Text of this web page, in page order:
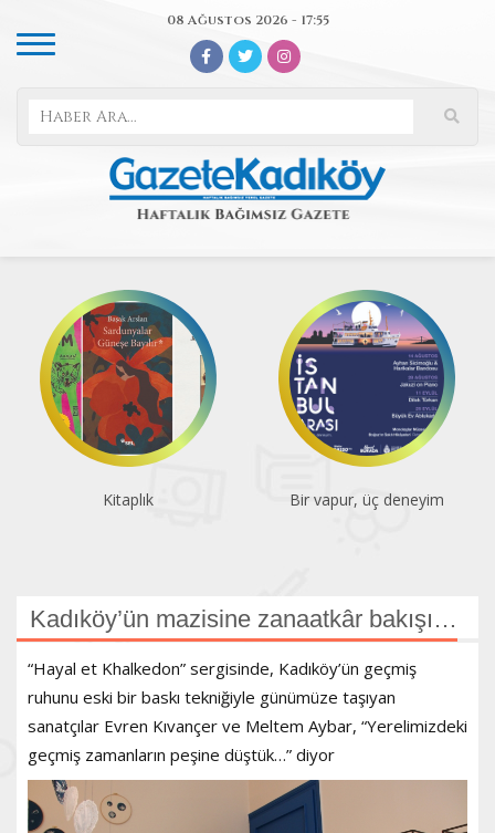
08 Ağustos 2026 - 17:55
Bir vapur, üç deneyim Atatürk Kitaplığı
Kadıköy’ün mazisine zanaatkâr bakışı…
“Hayal et Khalkedon” sergisinde, Kadıköy’ün geçmiş
ruhunu eski bir baskı tekniğiyle günümüze taşıyan
sanatçılar Evren Kıvançer ve Meltem Aybar, “Yerelimizdeki
geçmiş zamanların peşine düştük…” diyor